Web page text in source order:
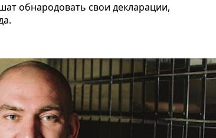
обнародовать свои декларации,